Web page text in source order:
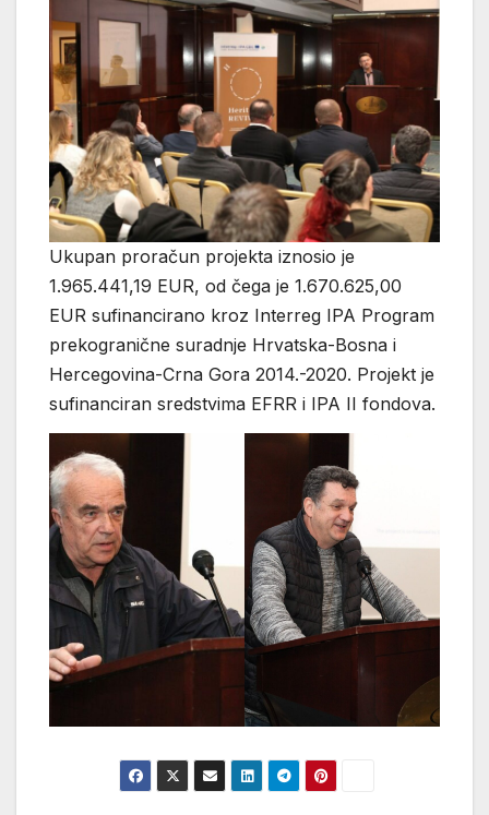
Ukupan proračun projekta iznosio je
1.965.441,19 EUR, od čega je 1.670.625,00
EUR sufinancirano kroz Interreg IPA Program
prekogranične suradnje Hrvatska-Bosna i
Hercegovina-Crna Gora 2014.-2020. Projekt je
sufinanciran sredstvima EFRR i IPA II fondova.